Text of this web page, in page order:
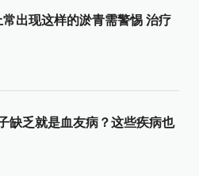
常出现这样的淤青需警惕 治疗
缺乏就是血友病？这些疾病也